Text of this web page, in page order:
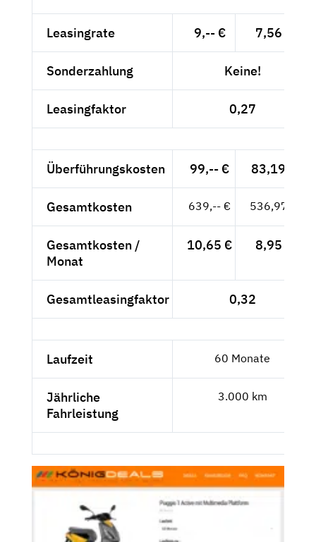
Leasingrate 9,-- € 7,56 €
Sonderzahlung Keine!
Leasingfaktor 0,27
Überführungskosten 99,-- € 83,19 €
Gesamtkosten 639,-- € 536,97 €
Gesamtkosten /
Monat
10,65 € 8,95 €
Gesamtleasingfaktor 0,32
Laufzeit 60 Monate
Jährliche
Fahrleistung
3.000 km